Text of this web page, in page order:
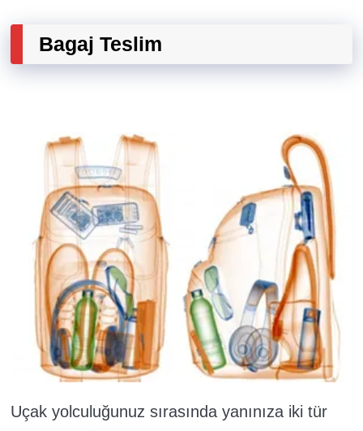
Bagaj Teslim
Uçak yolculuğunuz sırasında yanınıza iki tür